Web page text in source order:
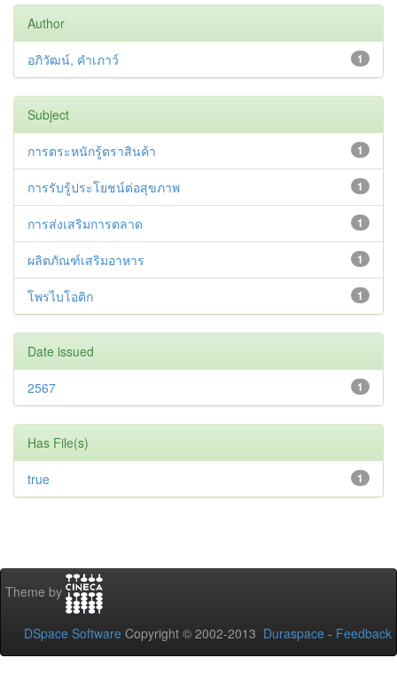
Author
1
อภิวัฒน์, คำเภาว์
Subject
1
การตระหนักรู้ตราสินค้า
1
การรับรู้ประโยชน์ต่อสุขภาพ
1
การส่งเสริมการตลาด
1
ผลิตภัณฑ์เสริมอาหาร
1
โพรไบโอติก
Date issued
1
2567
Has File(s)
1
true
Theme by
DSpace Software Copyright © 2002-2013 Duraspace - Feedback